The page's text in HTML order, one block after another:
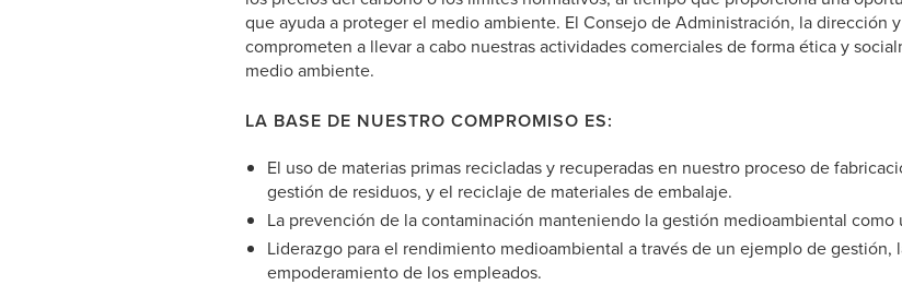
que ayuda a proteger el medio ambiente. El Consejo de Administración, la dirección
comprometen a llevar a cabo nuestras actividades comerciales de forma ética y
medio ambiente.
LA BASE DE NUESTRO COMPROMISO ES:
El uso de materias primas recicladas y recuperadas en nuestro proceso de
gestión de residuos, y el reciclaje de materiales de embalaje.
La prevención de la contaminación manteniendo la gestión medioambiental como
Liderazgo para el rendimiento medioambiental a través de un ejemplo de
empoderamiento de los empleados.